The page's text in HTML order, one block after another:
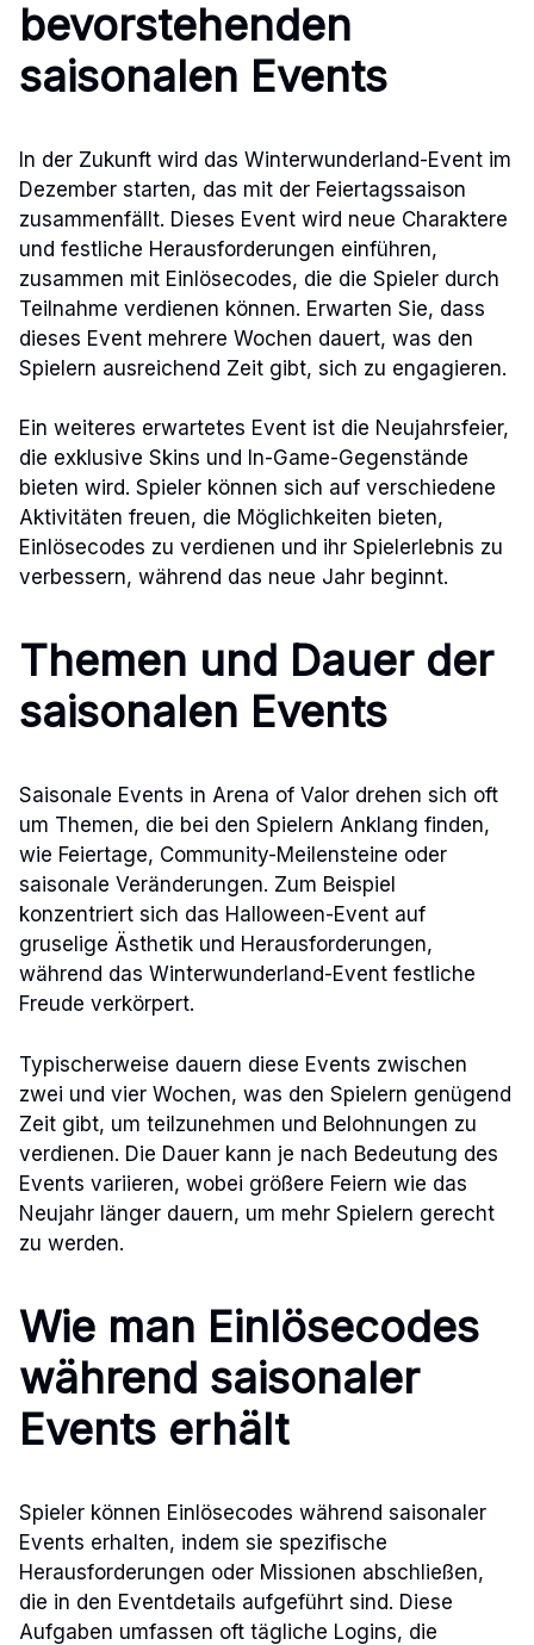
bevorstehenden
saisonalen Events
In der Zukunft wird das Winterwunderland-Event im
Dezember starten, das mit der Feiertagssaison
zusammenfällt. Dieses Event wird neue Charaktere
und festliche Herausforderungen einführen,
zusammen mit Einlösecodes, die die Spieler durch
Teilnahme verdienen können. Erwarten Sie, dass
dieses Event mehrere Wochen dauert, was den
Spielern ausreichend Zeit gibt, sich zu engagieren.
Ein weiteres erwartetes Event ist die Neujahrsfeier,
die exklusive Skins und In-Game-Gegenstände
bieten wird. Spieler können sich auf verschiedene
Aktivitäten freuen, die Möglichkeiten bieten,
Einlösecodes zu verdienen und ihr Spielerlebnis zu
verbessern, während das neue Jahr beginnt.
Themen und Dauer der
saisonalen Events
Saisonale Events in Arena of Valor drehen sich oft
um Themen, die bei den Spielern Anklang finden,
wie Feiertage, Community-Meilensteine oder
saisonale Veränderungen. Zum Beispiel
konzentriert sich das Halloween-Event auf
gruselige Ästhetik und Herausforderungen,
während das Winterwunderland-Event festliche
Freude verkörpert.
Typischerweise dauern diese Events zwischen
zwei und vier Wochen, was den Spielern genügend
Zeit gibt, um teilzunehmen und Belohnungen zu
verdienen. Die Dauer kann je nach Bedeutung des
Events variieren, wobei größere Feiern wie das
Neujahr länger dauern, um mehr Spielern gerecht
zu werden.
Wie man Einlösecodes
während saisonaler
Events erhält
Spieler können Einlösecodes während saisonaler
Events erhalten, indem sie spezifische
Herausforderungen oder Missionen abschließen,
die in den Eventdetails aufgeführt sind. Diese
Aufgaben umfassen oft tägliche Logins, die